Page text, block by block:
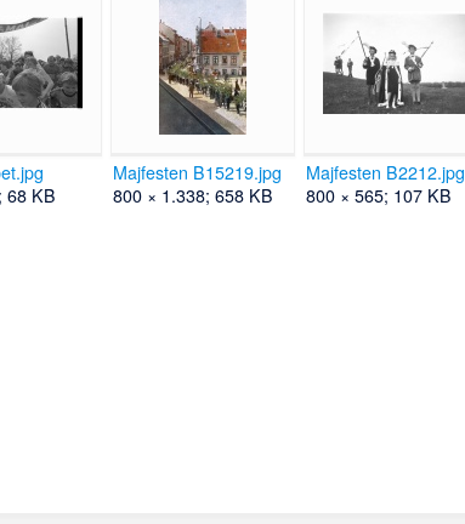
68 KB
Majfesten B15219.jpg
800 × 1.338; 658 KB
Majfesten B2212.jpg
800 × 565; 107 KB